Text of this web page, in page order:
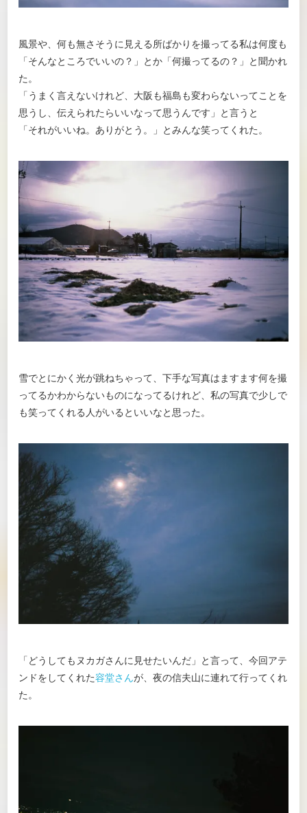
風景や、何も無さそうに見える所ばかりを撮ってる私は何度も
「そんなところでいいの？」とか「何撮ってるの？」と聞かれ
た。
「うまく言えないけれど、大阪も福島も変わらないってことを
思うし、伝えられたらいいなって思うんです」と言うと
「それがいいね。ありがとう。」とみんな笑ってくれた。
雪でとにかく光が跳ねちゃって、下手な写真はますます何を撮
ってるかわからないものになってるけれど、私の写真で少しで
も笑ってくれる人がいるといいなと思った。
「どうしてもヌカガさんに見せたいんだ」と言って、今回アテ
ンドをしてくれた容堂さんが、夜の信夫山に連れて行ってくれ
た。